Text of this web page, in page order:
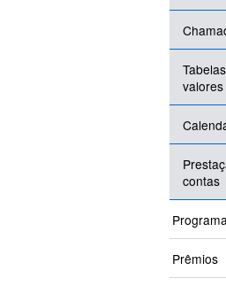
valores
contas
Prêmios